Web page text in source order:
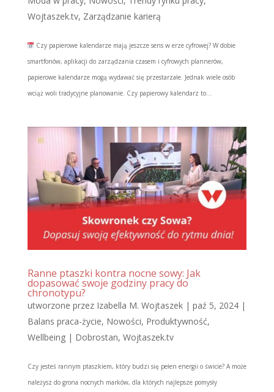
Wojtaszek.tv, Zarządzanie karierą
Czy papierowe kalendarze mają jeszcze sens w erze cyfrowej? W dobie
smartfonów, aplikacji do zarządzania czasem i cyfrowych plannerów,
papierowe kalendarze mogą wydawać się przestarzałe. Jednak wiele osób
wciąż woli tradycyjne planowanie. Czy papierowy kalendarz to...
Ranne ptaszki kontra nocne sowy: Jak
dopasować swoje godziny pracy do
chronotypu?
utworzone przez Izabella M. Wojtaszek| paź 5, 2024|
Balans praca-życie, Nowości, Produktywność,
Wellbeing | Dobrostan, Wojtaszek.tv
Czy jesteś rannym ptaszkiem, który budzi się pełen energii o świcie? A może
należysz do grona nocnych marków, dla których najlepsze pomysły